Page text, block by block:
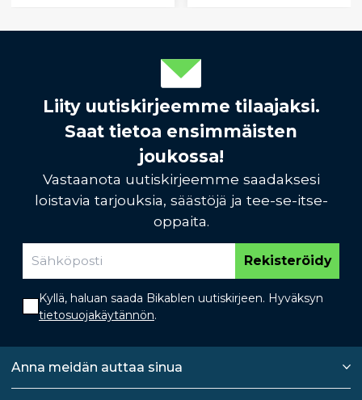
Liity uutiskirjeemme tilaajaksi.
Saat tietoa ensimmäisten
joukossa!
Vastaanota uutiskirjeemme saadaksesi
loistavia tarjouksia, säästöjä ja tee-se-itse-
oppaita.
Rekisteröidy
Kyllä, haluan saada Bikablen uutiskirjeen. Hyväksyn
tietosuojakäytännön.
Anna meidän auttaa sinua